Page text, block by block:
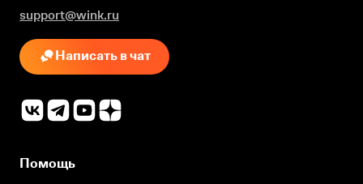
support@wink.ru
Написать в чат
Помощь